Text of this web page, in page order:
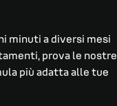
minuti a diversi mesi
prova le nostre
più adatta alle tue